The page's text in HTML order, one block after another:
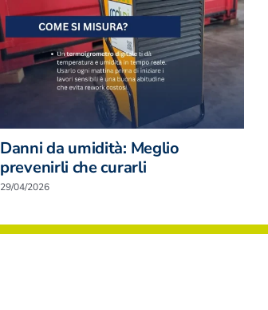
Danni da umidità: Meglio
prevenirli che curarli
29/04/2026